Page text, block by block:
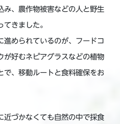
み、農作物被害などの人と野生
きました。
進められているのが、フードコ
が好むネピアグラスなどの植物
で、移動ルートと食料確保をお
近づかなくても自然の中で採食